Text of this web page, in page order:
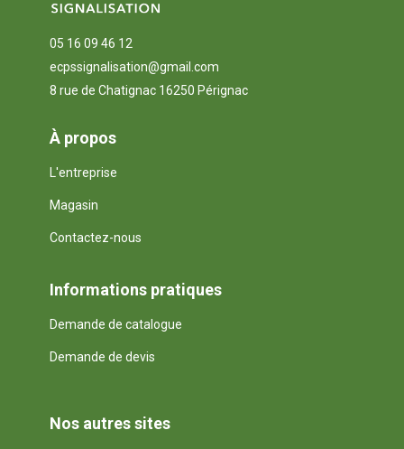
05 16 09 46 12
ecpssignalisation@gmail.com
8 rue de Chatignac 16250 Pérignac
À propos
L'entreprise
Magasin
Contactez-nous
Informations pratiques
Demande de catalogue
Demande de devis
Nos autres sites